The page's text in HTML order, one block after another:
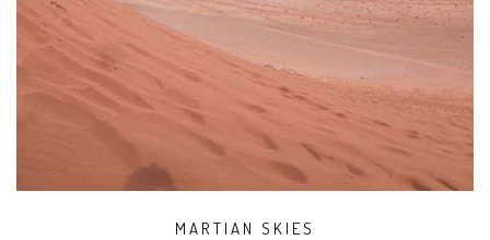
MARTIAN SKIES